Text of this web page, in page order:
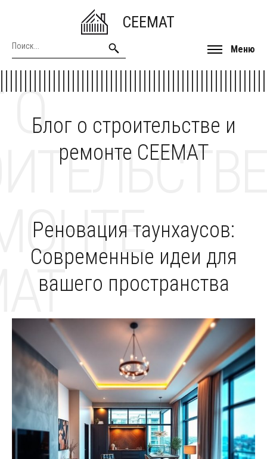
CEEMAT
Меню
Блог о строительстве и
ремонте CEEMAT
О
Реновация таунхаусов:
Современные идеи для
вашего пространства